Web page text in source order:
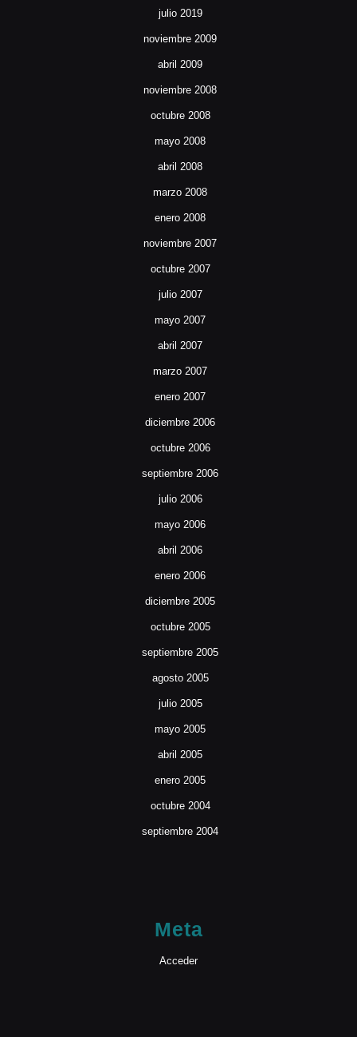
julio 2019
noviembre 2009
abril 2009
noviembre 2008
octubre 2008
mayo 2008
abril 2008
marzo 2008
enero 2008
noviembre 2007
octubre 2007
julio 2007
mayo 2007
abril 2007
marzo 2007
enero 2007
diciembre 2006
octubre 2006
septiembre 2006
julio 2006
mayo 2006
abril 2006
enero 2006
diciembre 2005
octubre 2005
septiembre 2005
agosto 2005
julio 2005
mayo 2005
abril 2005
enero 2005
octubre 2004
septiembre 2004
Meta
Acceder